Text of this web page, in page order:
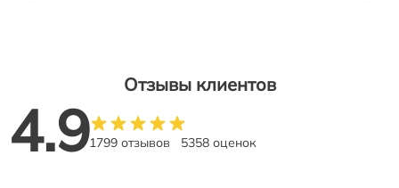
Отзывы клиентов
4.91799 отзывов 5358 оценок